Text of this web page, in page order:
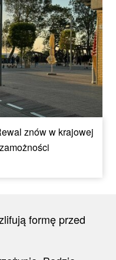
znów w krajowej
formę przed